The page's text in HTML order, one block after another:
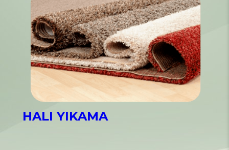
HALI YIKAMA